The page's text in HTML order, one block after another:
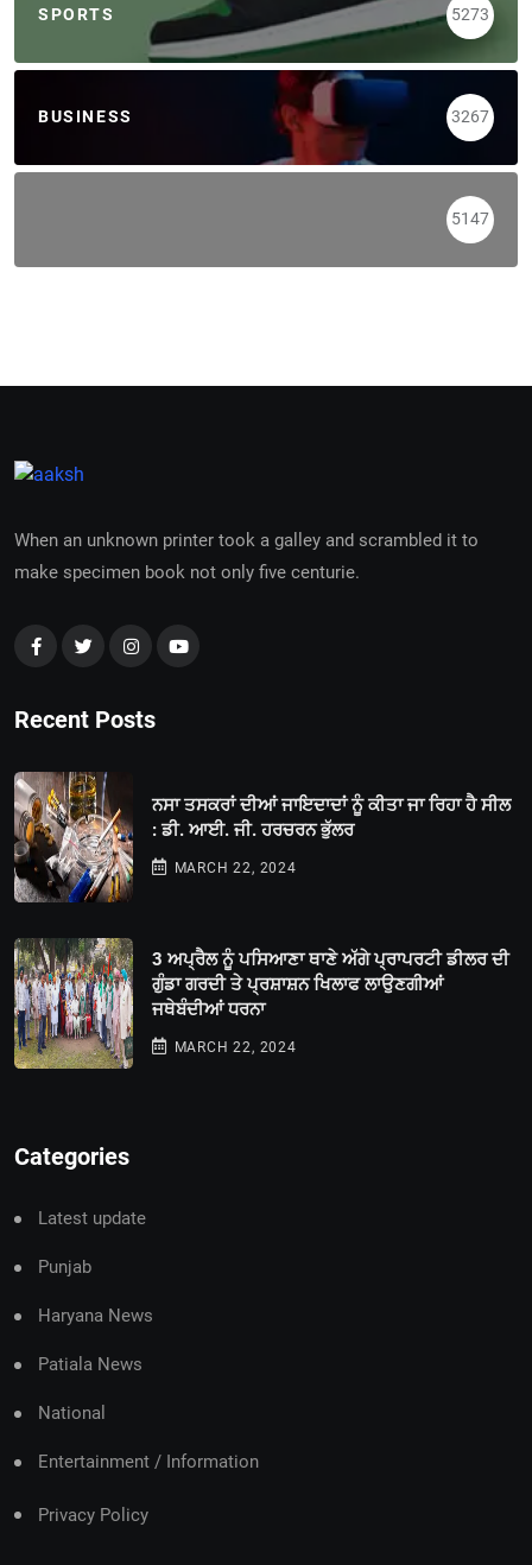
SPORTS 5273
BUSINESS 3267
5147
When an unknown printer took a galley and scrambled it to
make specimen book not only five centurie.
Recent Posts
ਨਸਾ ਤਸਕਰਾਂ ਦੀਆਂ ਜਾਇਦਾਦਾਂ ਨੂੰ ਕੀਤਾ ਜਾ ਰਿਹਾ ਹੈ ਸੀਲ
: ਡੀ. ਆਈ. ਜੀ. ਹਰਚਰਨ ਭੁੱਲਰ
MARCH 22, 2024
3 ਅਪ੍ਰੈਲ ਨੂੰ ਪਸਿਆਣਾ ਥਾਣੇ ਅੱਗੇ ਪ੍ਰਾਪਰਟੀ ਡੀਲਰ ਦੀ
ਗੁੰਡਾ ਗਰਦੀ ਤੇ ਪ੍ਰਸ਼ਾਸ਼ਨ ਖਿਲਾਫ ਲਾਉਣਗੀਆਂ
ਜਥੇਬੰਦੀਆਂ ਧਰਨਾ
MARCH 22, 2024
Categories
Latest update
Punjab
Haryana News
Patiala News
National
Entertainment / Information
Privacy Policy